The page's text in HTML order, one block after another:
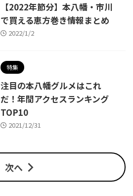
【2022年節分】本八幡・市川
で買える恵方巻き情報まとめ
2022/1/2
特集
注目の本八幡グルメはこれ
だ！年間アクセスランキング
TOP10
2021/12/31
次へ